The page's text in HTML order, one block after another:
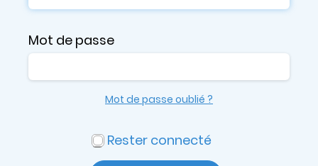
Mot de passe
Rester connecté
Mot de passe oublié ?